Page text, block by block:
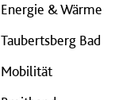
Energie & Wärme
Taubertsberg Bad
Mobilität